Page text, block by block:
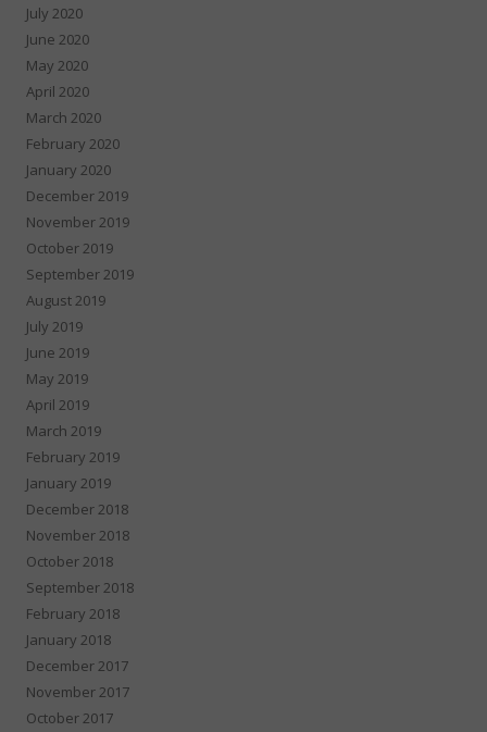
July 2020
June 2020
May 2020
April 2020
March 2020
February 2020
January 2020
December 2019
November 2019
October 2019
September 2019
August 2019
July 2019
June 2019
May 2019
April 2019
March 2019
February 2019
January 2019
December 2018
November 2018
October 2018
September 2018
February 2018
January 2018
December 2017
November 2017
October 2017